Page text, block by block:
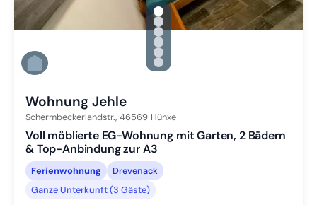
gallery.slide_selector
Zu Slide 1 wechseln
Zu Slide 2 wechseln
Zu Slide 3 wechseln
Zu Slide 4 wechseln
Zu Slide 5 wechseln
Zu Slide 6 wechseln
Wohnung Jehle
Schermbeckerlandstr., 46569 Hünxe
Voll möblierte EG-Wohnung mit Garten, 2 Bädern
& Top-Anbindung zur A3
Ferienwohnung
Drevenack
Ganze Unterkunft (3 Gäste)